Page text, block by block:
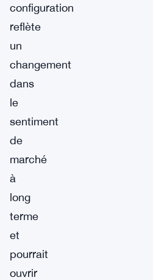
configuration
reflète
un
changement
dans
le
sentiment
de
marché
à
long
terme
et
pourrait
ouvrir